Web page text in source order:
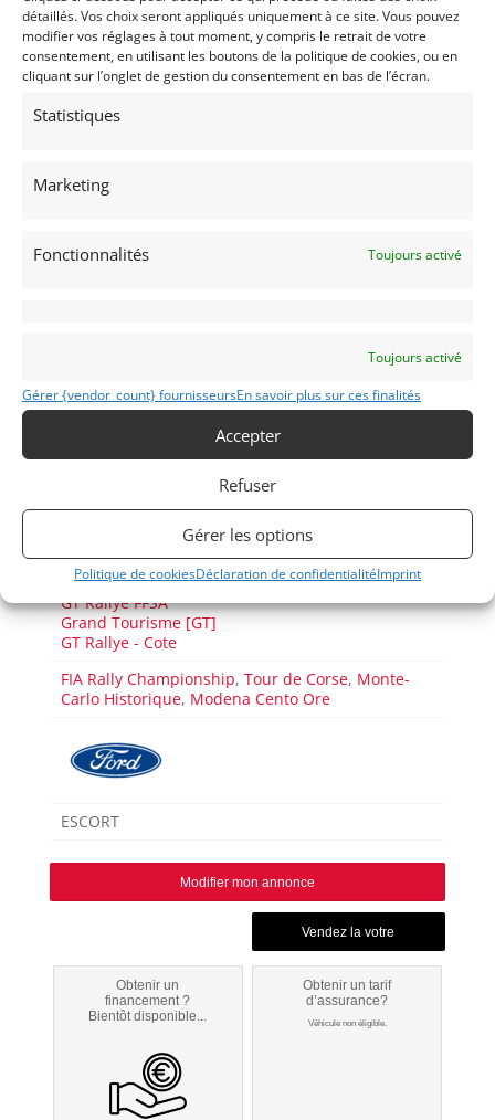
détaillés. Vos choix seront appliqués uniquement à ce site. Vous pouvez
modifier vos réglages à tout moment, y compris le retrait de votre
consentement, en utilisant les boutons de la politique de cookies, ou en
cliquant sur l’onglet de gestion du consentement en bas de l’écran.
Statistiques
Marketing
Fonctionnalités Toujours activé
Toujours activé
Gérer {vendor_count} fournisseursEn savoir plus sur ces finalités
Accepter
Refuser
Gérer les options
Politique de cookiesDéclaration de confidentialitéImprint
– Certificat d’homologation de réservoir (ATL).
– Anciens certificats d’immatriculation.
Plus d’informations par mail : gallery@myvintage.be
ou par whatsapp : +32 494 20 48 92
Partager cette annonce
Extrait
Passeport Technique
(3 volets)
MY VINTAGE
Publié: 28 août 2023 (il y a 3 ans)
AUTO
GT Rallye FIA
GT Rallye FFSA
Grand Tourisme [GT]
GT Rallye - Cote
FIA Rally Championship,Tour de Corse, Monte-
Carlo Historique, Modena Cento Ore
ESCORT
Modifier mon annonce
Obtenir un
financement ?
Bientôt disponible...
Obtenir un tarif
d’assurance?
Véhicule non éligible.